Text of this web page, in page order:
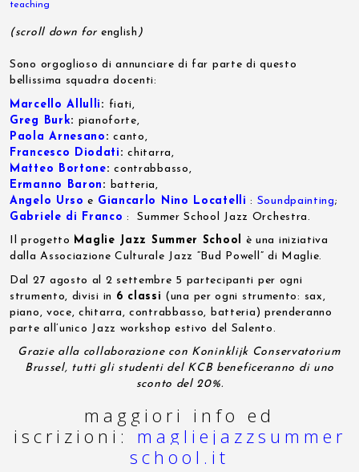
teaching
(scroll down for english )
Sono orgoglioso di annunciare di far parte di questo
bellissima squadra docenti:
Marcello Allulli : fiati,
Greg Burk: pianoforte,
Paola Arnesano :canto,
Francesco Diodati :chitarra,
Matteo Bortone:contrabbasso,
Ermanno Baron : batteria,
Angelo Urso e Giancarlo Nino Locatelli : Soundpainting;
Gabriele di Franco : Summer School Jazz Orchestra.
Il progetto Maglie Jazz Summer School è una iniziativa
dalla Associazione Culturale Jazz “Bud Powell” di Maglie.
Dal 27 agosto al 2 settembre 5 partecipanti per ogni
strumento, divisi in 6 classi (una per ogni strumento: sax,
piano, voce, chitarra, contrabbasso, batteria) prenderanno
parte all’unico Jazz workshop estivo del Salento.
Grazie alla collaborazione con Koninklijk Conservatorium
Brussel, tutti gli studenti del KCB beneficeranno di uno
sconto del 20%.
maggiori info ed
iscrizioni: magliejazzsummer
school.it